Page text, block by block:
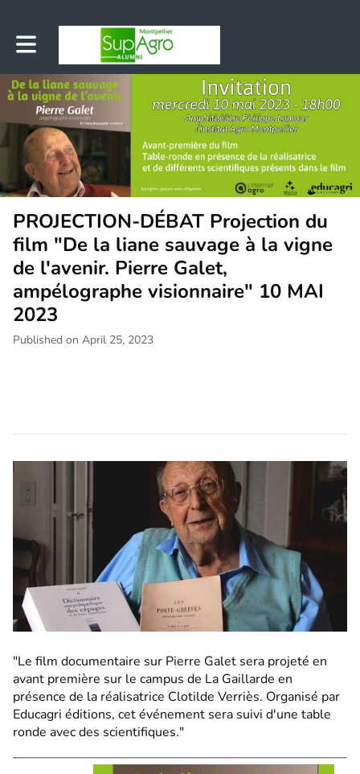
Toggle main navigation
PROJECTION-DÉBAT Projection du
film "De la liane sauvage à la vigne
de l'avenir. Pierre Galet,
ampélographe visionnaire" 10 MAI
2023
Published on April 25, 2023
"Le film documentaire sur Pierre Galet sera projeté en
avant première sur le campus de La Gaillarde en
présence de la réalisatrice Clotilde Verriès. Organisé par
Educagri éditions, cet événement sera suivi d'une table
ronde avec des scientifiques."